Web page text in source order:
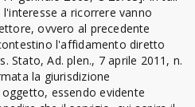
a ricorrere vanno
ovvero al precedente
l'affidamento diretto
Stato, Ad. plen., 7 aprile 2011, n.
la giurisdizione
essendo evidente